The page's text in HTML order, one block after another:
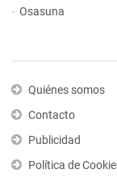
Osasuna
Quiénes somos
Contacto
Publicidad
Política de